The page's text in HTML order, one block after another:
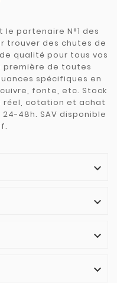
le partenaire N°1 des
trouver des chutes de
qualité pour tous vos
de toutes
spécifiques en
fonte, etc. Stock
réel, cotation et achat
48h. SAV disponible



